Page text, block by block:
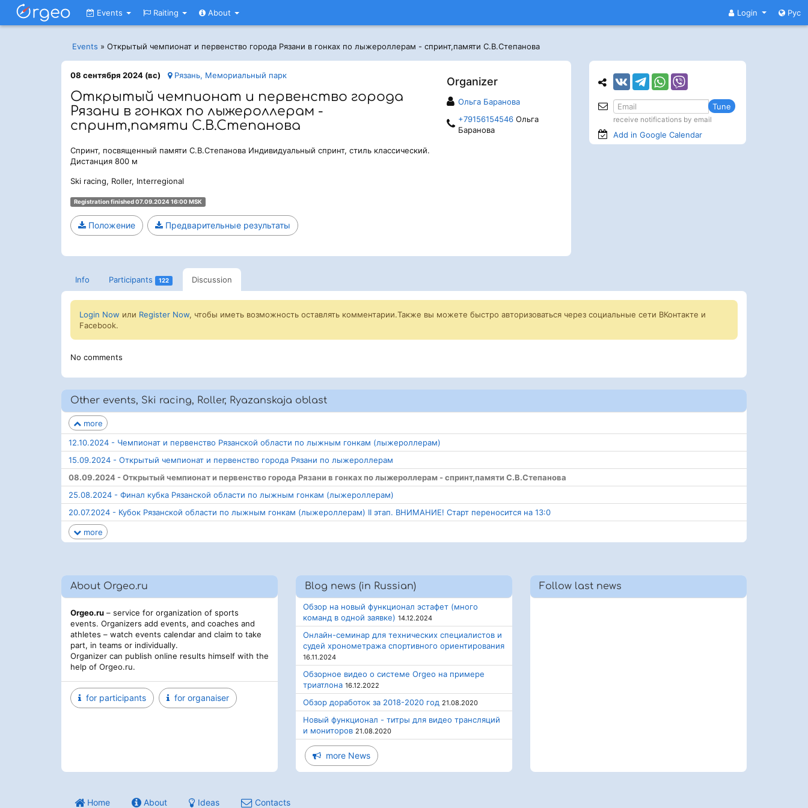
Login Рус
Events Raiting About
Events » Открытый чемпионат и первенство города Рязани в гонках по лыжероллерам - спринт,памяти С.В.Степанова
Organizer
Ольга Баранова
+79156154546Ольга
Баранова
08 сентября 2024 (вс) Рязань, Мемориальный парк
Открытый чемпионат и первенство города
Рязани в гонках по лыжероллерам -
спринт,памяти С.В.Степанова
Спринт, посвященный памяти С.В.Степанова Индивидуальный спринт, стиль классический.
Дистанция 800 м
Ski racing, Roller, Interregional
Registration finished 07.09.2024 16:00 MSK
Положение Предварительные результаты
Info Participants 122 Discussion
Login Now или Register Now, чтобы иметь возможность оставлять комментарии.Также вы можете быстро авторизоваться через социальные сети ВКонтакте и
Facebook.
No comments
Other events, Ski racing, Roller, Ryazanskaja oblast
more
12.10.2024 - Чемпионат и первенство Рязанской области по лыжным гонкам (лыжероллерам)
15.09.2024 - Открытый чемпионат и первенство города Рязани по лыжероллерам
08.09.2024 - Открытый чемпионат и первенство города Рязани в гонках по лыжероллерам - спринт,памяти С.В.Степанова
25.08.2024 - Финал кубка Рязанской области по лыжным гонкам (лыжероллерам)
20.07.2024 - Кубок Рязанской области по лыжным гонкам (лыжероллерам) II этап. ВНИМАНИЕ! Старт переносится на 13:0
more
Tune
receive notifications by email
Add in Google Calendar
About Orgeo.ru
Orgeo.ru – service for organization of sports
events. Organizers add events, and coaches and
athletes – watch events calendar and claim to take
part, in teams or individually.
Organizer can publish online results himself with the
help of Orgeo.ru.
for participants for organaiser
Blog news (in Russian)
Обзор на новый функционал эстафет (много
команд в одной заявке) 14.12.2024
Онлайн-семинар для технических специалистов и
судей хронометража спортивного ориентирования
16.11.2024
Обзорное видео о системе Orgeo на примере
триатлона 16.12.2022
Обзор доработок за 2018-2020 год 21.08.2020
Новый функционал - титры для видео трансляций
и мониторов 21.08.2020
more News
Follow last news
Home About Ideas Contacts